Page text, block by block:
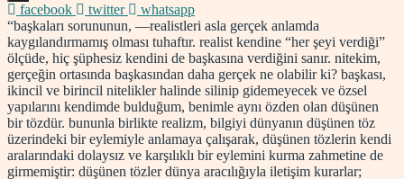
facebook twitter
whatsapp
“başkaları sorununun, —realistleri asla gerçek anlamda
kaygılandırmamış olması tuhaftır. realist kendine “her şeyi verdiği”
ölçüde, hiç şüphesiz kendini de başkasına verdiğini sanır. nitekim,
gerçeğin ortasında başkasından daha gerçek ne olabilir ki? başkası,
ikincil ve birincil nitelikler halinde silinip gidemeyecek ve özsel
yapılarını kendimde bulduğum, benimle aynı özden olan düşünen
bir tözdür. bununla birlikte realizm, bilgiyi dünyanın düşünen töz
üzerindeki bir eylemiyle anlamaya çalışarak, düşünen tözlerin kendi
aralarındaki dolaysız ve karşılıklı bir eylemini kurma zahmetine de
girmemiştir: düşünen tözler dünya aracılığıyla iletişim kurarlar;